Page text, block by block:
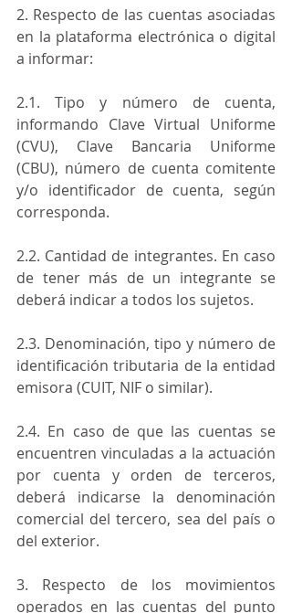
2. Respecto de las cuentas asociadas
en la plataforma electrónica o digital
a informar:
2.1. Tipo y número de cuenta,
informando Clave Virtual Uniforme
(CVU), Clave Bancaria Uniforme
(CBU), número de cuenta comitente
y/o identificador de cuenta, según
corresponda.
2.2. Cantidad de integrantes. En caso
de tener más de un integrante se
deberá indicar a todos los sujetos.
2.3. Denominación, tipo y número de
identificación tributaria de la entidad
emisora (CUIT, NIF o similar).
2.4. En caso de que las cuentas se
encuentren vinculadas a la actuación
por cuenta y orden de terceros,
deberá indicarse la denominación
comercial del tercero, sea del país o
del exterior.
3. Respecto de los movimientos
operados en las cuentas del punto